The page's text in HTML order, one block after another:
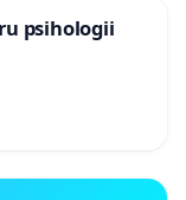
psihologii